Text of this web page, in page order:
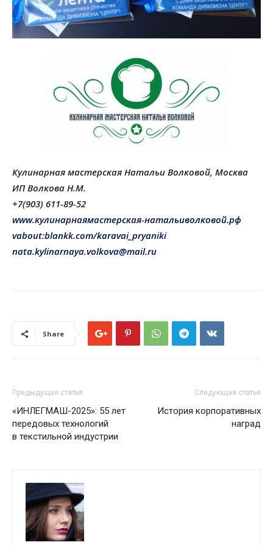
Кулинарная мастерская Натальи Волковой, Москва
ИП Волкова Н.М.
+7(903) 611-89-52
www.кулинарнаямастерская-натальиволковой.рф
vabout:blankk.com/karavai_pryaniki
nata.kylinarnaya.volkova@mail.ru
Share
Предыдущая статья
«ИНЛЕГМАШ-2025»: 55 лет
передовых технологий
в текстильной индустрии
Следующая статья
История корпоративных
наград